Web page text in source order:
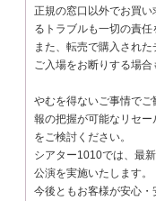
正規の窓口以外でお買
るトラブルも一切の責任
また、転売で購入された
ご入場をお断りする場合
やむを得ないご事情で
報の把握が可能なリセ
をご検討ください。
シアター1010では、最
公演を実施いたします。
今後ともお客様が安心